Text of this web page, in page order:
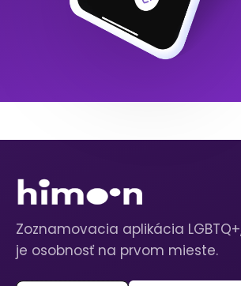
Zoznamovacia aplikácia
je osobnosť na prvom mieste.